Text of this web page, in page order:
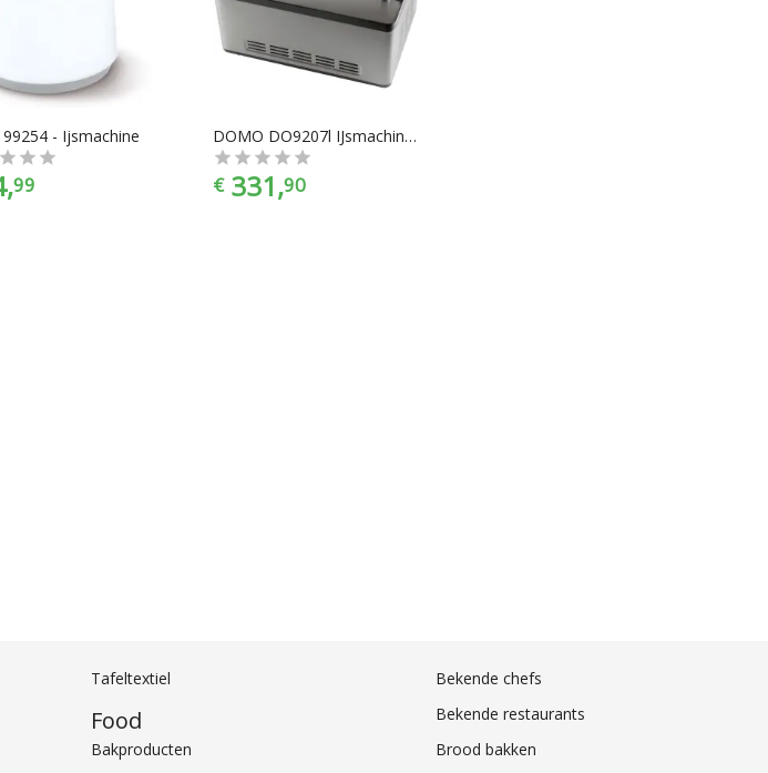
- Ijsmachine
99
DOMO DO9207l IJsmachine Timerfunctie, Met maatbeker, Met display 2 l
€ 331,90
Tafeltextiel
Food
Bakproducten
Bekende chefs
Bekende restaurants
Brood bakken